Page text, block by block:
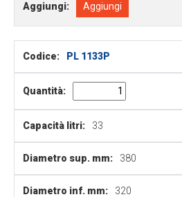
Aggiungi: Aggiungi
Codice: PL 1133P
Quantità:
Capacità litri: 33
Diametro sup. mm: 380
Diametro inf. mm: 320